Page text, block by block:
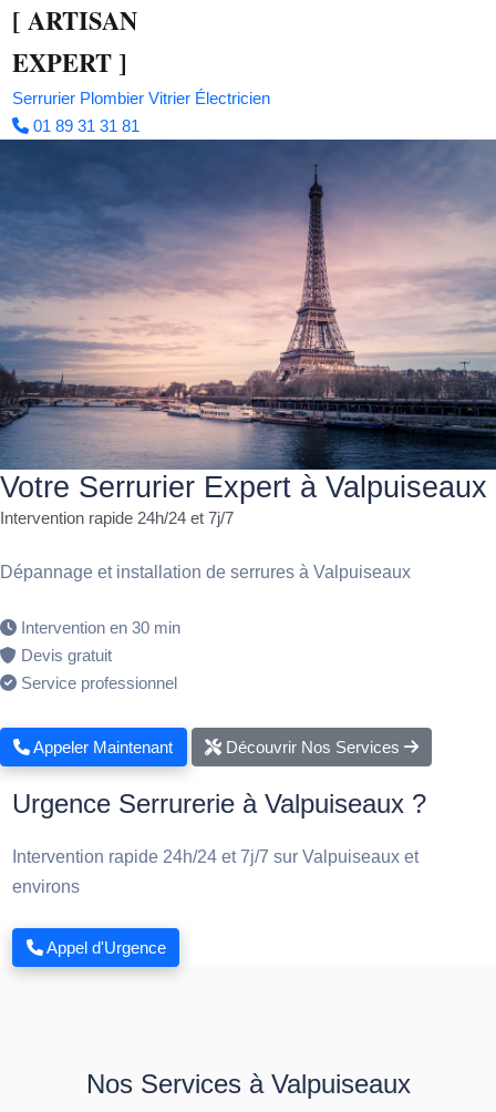
[ ARTISAN
EXPERT]
Serrurier Plombier Vitrier Électricien
01 89 31 31 81
Votre Serrurier Expert à Valpuiseaux
Intervention rapide 24h/24 et 7j/7
Dépannage et installation de serrures à Valpuiseaux
Intervention en 30 min
Devis gratuit
Service professionnel
Appeler Maintenant Découvrir Nos Services
Urgence Serrurerie à Valpuiseaux ?
Intervention rapide 24h/24 et 7j/7 sur Valpuiseaux et
environs
Appel d'Urgence
Nos Services à Valpuiseaux